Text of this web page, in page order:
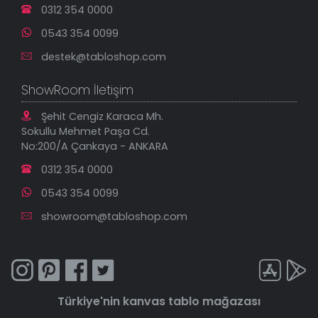
0312 354 0000
0543 354 0099
destek@tabloshop.com
ShowRoom İletişim
Şehit Cengiz Karaca Mh.
Sokullu Mehmet Paşa Cd.
No:200/A Çankaya - ANKARA
0312 354 0000
0543 354 0099
showroom@tabloshop.com
Türkiye'nin kanvas tablo mağazası